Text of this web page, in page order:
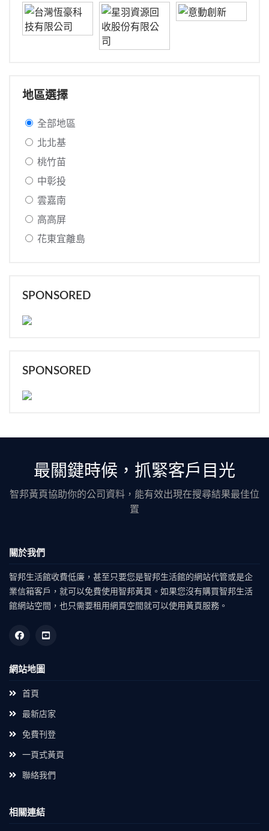
地區選擇
全部地區
北北基
桃竹苗
中彰投
雲嘉南
高高屏
花東宜離島
SPONSORED
SPONSORED
最關鍵時候，抓緊客戶目光
智邦黃頁協助你的公司資料，能有效出現在搜尋結果最佳位
置
關於我們
智邦生活館收費低廉，甚至只要您是智邦生活館的網站代管或是企
業信箱客戶，就可以免費使用智邦黃頁。如果您沒有購買智邦生活
館網站空間，也只需要租用網頁空間就可以使用黃頁服務。
網站地圖
首頁
最新店家
免費刊登
一頁式黃頁
聯絡我們
相關連結